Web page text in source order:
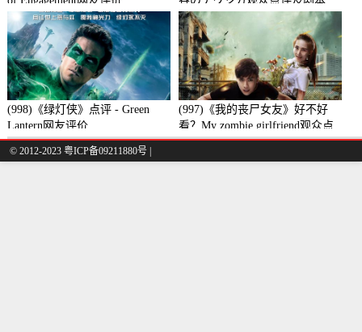
(998)《绿灯侠》点评 - Green
Lantern网友评价
(997)《我的丧尸女友》好不好
看？My zombie girlfriend观众点
评及剧本
© 2012-2023 粤ICP备09211880号 |